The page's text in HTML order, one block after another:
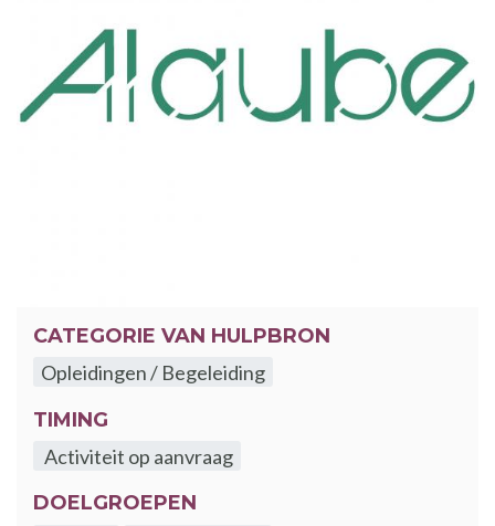
CATEGORIE VAN HULPBRON
Opleidingen / Begeleiding
TIMING
Activiteit op aanvraag
DOELGROEPEN